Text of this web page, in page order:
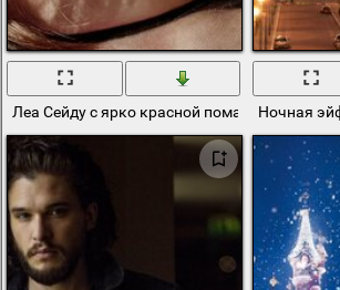
Леа Сейду с ярко красной помадой на губах
Ночная